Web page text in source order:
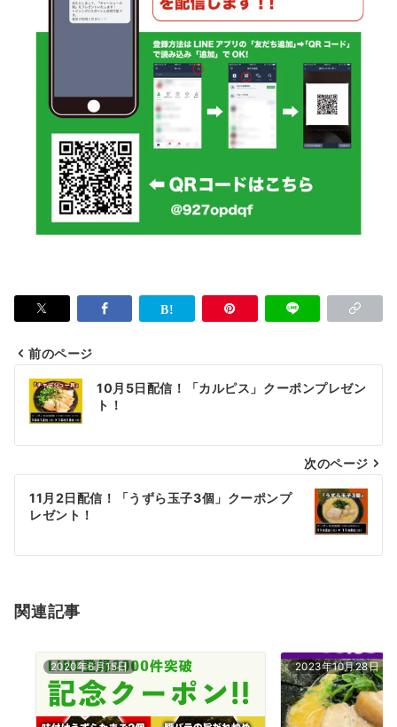
投
稿
ビ
ゲ
シ
ン
前のページ
10月5日配信！「カルピス」クーポンプレゼン
ト！
次のページ
11月2日配信！「うずら玉子3個」クーポンプ
レゼント！
関連記事
2020年6月15日 2023年10月28日